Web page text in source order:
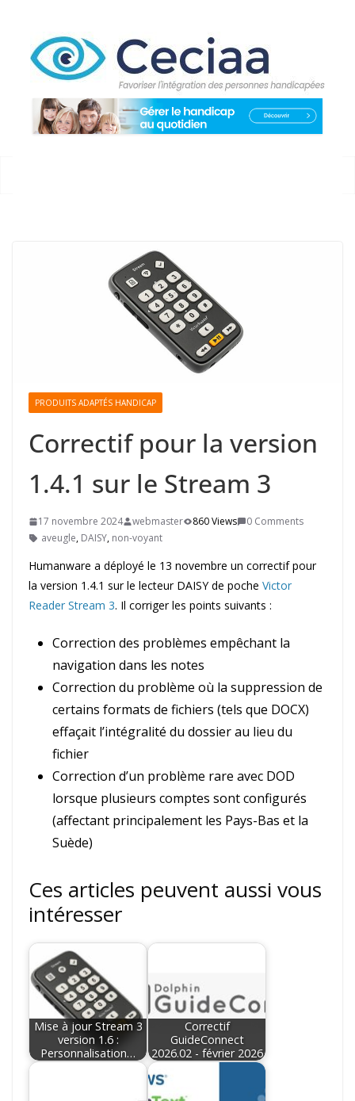
contenu
PRODUITS ADAPTÉS HANDICAP
Correctif pour la version
1.4.1 sur le Stream 3
17 novembre 2024 webmaster 860 Views
0 Comments
aveugle, DAISY, non-voyant
Humanware a déployé le 13 novembre un correctif pour
la version 1.4.1 sur le lecteur DAISY de poche Victor
Reader Stream 3. Il corriger les points suivants :
Correction des problèmes empêchant la
navigation dans les notes
Correction du problème où la suppression de
certains formats de fichiers (tels que DOCX)
effaçait l’intégralité du dossier au lieu du
fichier
Correction d’un problème rare avec DOD
lorsque plusieurs comptes sont configurés
(affectant principalement les Pays-Bas et la
Suède)
Ces articles peuvent aussi vous
intéresser
Mise à jour Stream 3
version 1.6 :
Personnalisation…
Correctif
GuideConnect
2026.02 - février 2026